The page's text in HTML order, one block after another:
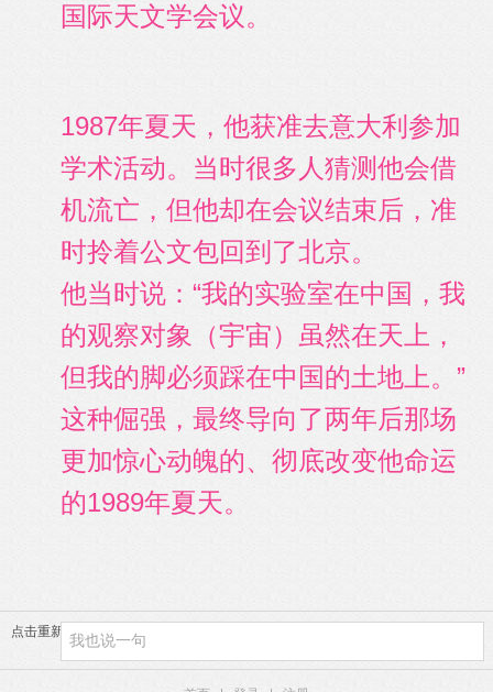
国际天文学会议。
1987年夏天，他获准去意大利参加
学术活动。当时很多人猜测他会借
机流亡，但他却在会议结束后，准
时拎着公文包回到了北京。
他当时说：“我的实验室在中国，我
的观察对象（宇宙）虽然在天上，
但我的脚必须踩在中国的土地上。”
这种倔强，最终导向了两年后那场
更加惊心动魄的、彻底改变他命运
的1989年夏天。
点击重新加载